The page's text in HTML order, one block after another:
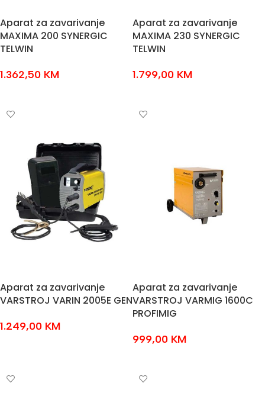
Aparat za zavarivanje
MAXIMA 200 SYNERGIC
TELWIN
1.362,50 KM
Aparat za zavarivanje
MAXIMA 230 SYNERGIC
TELWIN
1.799,00 KM
Aparat za zavarivanje
VARSTROJ VARIN 2005E GEN
1.249,00 KM
Aparat za zavarivanje
VARSTROJ VARMIG 1600C
PROFIMIG
999,00 KM